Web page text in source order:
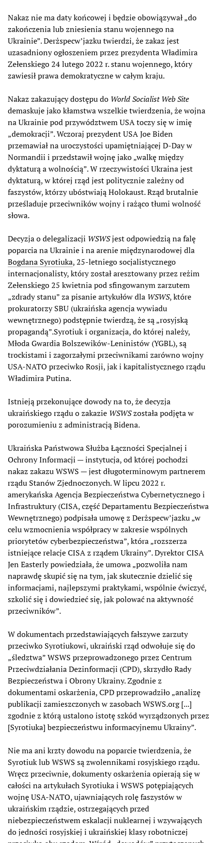
Nakaz nie ma daty końcowej i będzie obowiązywał „do
zakończenia lub zniesienia stanu wojennego na
Ukrainie”. Derżspecw’jazku twierdzi, że zakaz jest
uzasadniony ogłoszeniem przez prezydenta Władimira
Zełenskiego 24 lutego 2022 r. stanu wojennego, który
zawiesił prawa demokratyczne w całym kraju.
Nakaz zakazujący dostępu do World Socialist Web Site
demaskuje jako kłamstwa wszelkie twierdzenia, że wojna
na Ukrainie pod przywództwem USA toczy się w imię
„demokracji”. Wczoraj prezydent USA Joe Biden
przemawiał na uroczystości upamiętniającej D-Day w
Normandii i przedstawił wojnę jako „walkę między
dyktaturą a wolnością”. W rzeczywistości Ukraina jest
dyktaturą, w której rząd jest politycznie zależny od
faszystów, którzy ubóstwiają Holokaust. Rząd brutalnie
prześladuje przeciwników wojny i rażąco tłumi wolność
słowa.
Decyzja o delegalizacji WSWSjest odpowiedzią na falę
poparcia na Ukrainie i na arenie międzynarodowej dla
Bogdana Syrotiuka, 25-letniego socjalistycznego
internacjonalisty, który został aresztowany przez reżim
Zełenskiego 25 kwietnia pod sfingowanym zarzutem
„zdrady stanu” za pisanie artykułów dla WSWS, które
prokuratorzy SBU (ukraińska agencja wywiadu
wewnętrznego) podstępnie twierdzą, że są „rosyjską
propagandą”.Syrotiuk i organizacja, do której należy,
Młoda Gwardia Bolszewików-Leninistów (YGBL), są
trockistami i zagorzałymi przeciwnikami zarówno wojny
USA-NATO przeciwko Rosji, jak i kapitalistycznego rządu
Władimira Putina.
Istnieją przekonujące dowody na to, że decyzja
ukraińskiego rządu o zakazie WSWSzostała podjęta w
porozumieniu z administracją Bidena.
Ukraińska Państwowa Służba Łączności Specjalnej i
Ochrony Informacji — instytucja, od której pochodzi
nakaz zakazu WSWS — jest długoterminowym partnerem
rządu Stanów Zjednoczonych. W lipcu 2022 r.
amerykańska Agencja Bezpieczeństwa Cybernetycznego i
Infrastruktury (CISA, część Departamentu Bezpieczeństwa
Wewnętrznego) podpisała umowę z Derżspecw’jazku „w
celu wzmocnienia współpracy w zakresie wspólnych
priorytetów cyberbezpieczeństwa”, która „rozszerza
istniejące relacje CISA z rządem Ukrainy”. Dyrektor CISA
Jen Easterly powiedziała, że umowa „pozwoliła nam
naprawdę skupić się na tym, jak skutecznie dzielić się
informacjami, najlepszymi praktykami, wspólnie ćwiczyć,
szkolić się i dowiedzieć się, jak polować na aktywność
przeciwników”.
W dokumentach przedstawiających fałszywe zarzuty
przeciwko Syrotiukowi, ukraiński rząd odwołuje się do
„śledztwa” WSWS przeprowadzonego przez Centrum
Przeciwdziałania Dezinformacji (CPD), skrzydło Rady
Bezpieczeństwa i Obrony Ukrainy. Zgodnie z
dokumentami oskarżenia, CPD przeprowadziło „analizę
publikacji zamieszczonych w zasobach WSWS.org [...]
zgodnie z którą ustalono istotę szkód wyrządzonych przez
[Syrotiuka] bezpieczeństwu informacyjnemu Ukrainy”.
Nie ma ani krzty dowodu na poparcie twierdzenia, że
Syrotiuk lub WSWS są zwolennikami rosyjskiego rządu.
Wręcz przeciwnie, dokumenty oskarżenia opierają się w
całości na artykułach Syrotiuka i WSWS potępiających
wojnę USA-NATO, ujawniających rolę faszystów w
ukraińskim rządzie, ostrzegających przed
niebezpieczeństwem eskalacji nuklearnej i wzywających
do jedności rosyjskiej i ukraińskiej klasy robotniczej